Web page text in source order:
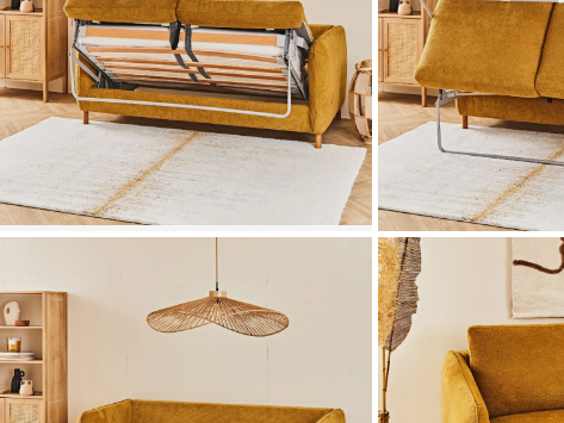
Zoomer sur l'image Zoomer sur l'image